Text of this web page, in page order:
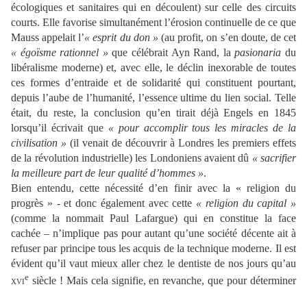
écologiques et sanitaires qui en découlent) sur celle des circuits
courts. Elle favorise simultanément l’érosion continuelle de ce que
Mauss appelait l’« esprit du don » (au profit, on s’en doute, de cet
« égoïsme rationnel » que célébrait Ayn Rand, lapasionaria du
libéralisme moderne) et, avec elle, le déclin inexorable de toutes
ces formes d’entraide et de solidarité qui constituent pourtant,
depuis l’aube de l’humanité, l’essence ultime du lien social. Telle
était, du reste, la conclusion qu’en tirait déjà Engels en 1845
lorsqu’il écrivait que « pour accomplir tous les miracles de la
civilisation » (il venait de découvrir à Londres les premiers effets
de la révolution industrielle) les Londoniens avaient dû « sacrifier
la meilleure part de leur qualité d’hommes ».
Bien entendu, cette nécessité d’en finir avec la « religion du
progrès » - et donc également avec cette « religion du capital »
(comme la nommait Paul Lafargue) qui en constitue la face
cachée – n’implique pas pour autant qu’une société décente ait à
refuser par principe tous les acquis de la technique moderne. Il est
évident qu’il vaut mieux aller chez le dentiste de nos jours qu’au
xvie siècle ! Mais cela signifie, en revanche, que pour déterminer